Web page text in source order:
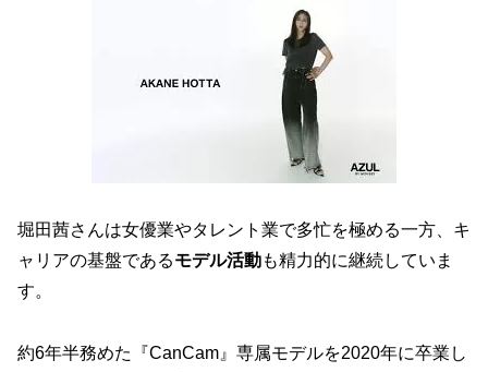
堀田茜さんは女優業やタレント業で多忙を極める一方、キ
ャリアの基盤であるモデル活動も精力的に継続していま
す。
約6年半務めた『CanCam』専属モデルを2020年に卒業し